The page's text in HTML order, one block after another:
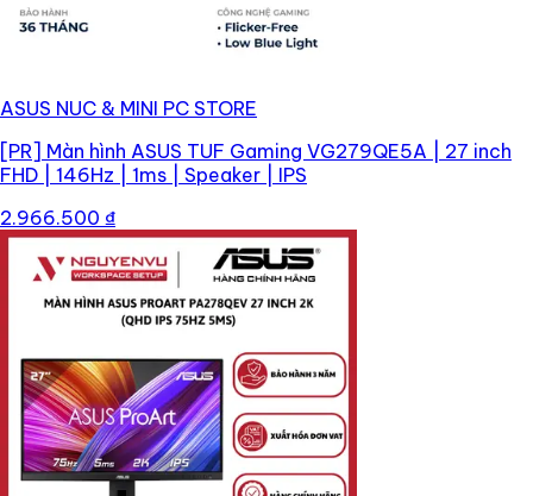
ASUS NUC & MINI PC STORE
[PR] Màn hình ASUS TUF Gaming VG279QE5A | 27 inch
FHD | 146Hz | 1ms | Speaker | IPS
2.966.500 ₫